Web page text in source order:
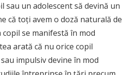
sau un adolescent să devină un
că toți avem o doză naturală de
se manifestă în mod
arată că nu orice copil
impulsiv devine în mod